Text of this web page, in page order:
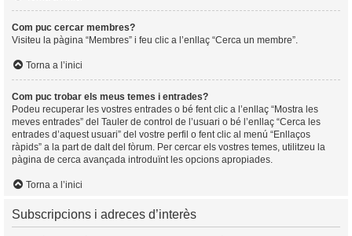
Com puc cercar membres?
Visiteu la pàgina “Membres” i feu clic a l’enllaç “Cerca un membre”.
Torna a l’inici
Com puc trobar els meus temes i entrades?
Podeu recuperar les vostres entrades o bé fent clic a l’enllaç “Mostra les
meves entrades” del Tauler de control de l’usuari o bé l’enllaç “Cerca les
entrades d’aquest usuari” del vostre perfil o fent clic al menú “Enllaços
ràpids” a la part de dalt del fòrum. Per cercar els vostres temes, utilitzeu la
pàgina de cerca avançada introduïnt les opcions apropiades.
Torna a l’inici
Subscripcions i adreces d’interès